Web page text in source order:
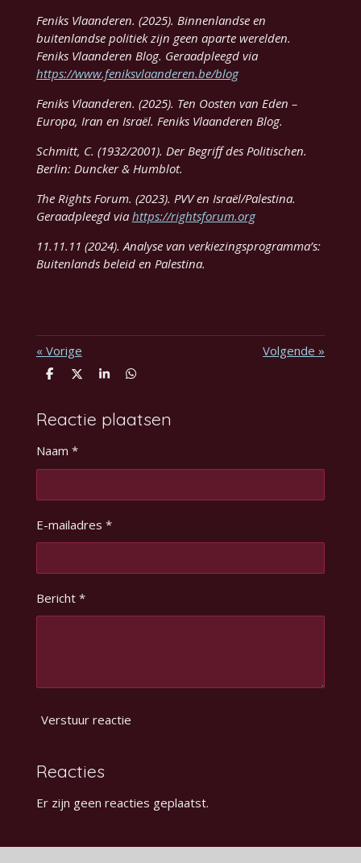
Feniks Vlaanderen. (2025). Binnenlandse en
buitenlandse politiek zijn geen aparte werelden.
Feniks Vlaanderen Blog. Geraadpleegd via
https://www.feniksvlaanderen.be/blog
Feniks Vlaanderen. (2025). Ten Oosten van Eden –
Europa, Iran en Israël. Feniks Vlaanderen Blog.
Schmitt, C. (1932/2001). Der Begriff des Politischen.
Berlin: Duncker & Humblot.
The Rights Forum. (2023). PVV en Israël/Palestina.
Geraadpleegd via https://rightsforum.org
11.11.11 (2024). Analyse van verkiezingsprogramma’s:
Buitenlands beleid en Palestina.
« Vorige Volgende »
D
e
n
D
l
S
r
e
D
e
n
Reactie plaatsen
Naam *
E-mailadres *
Bericht *
Verstuur reactie
Reacties
Er zijn geen reacties geplaatst.